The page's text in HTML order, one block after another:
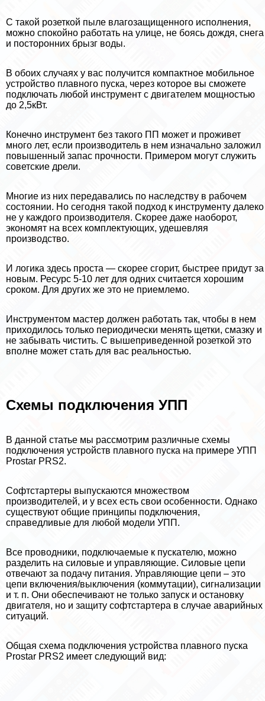
С такой розеткой пыле влагозащищенного исполнения,
можно спокойно работать на улице, не боясь дождя, снега
и посторонних брызг воды.
В обоих случаях у вас получится компактное мобильное
устройство плавного пуска, через которое вы сможете
подключать любой инструмент с двигателем мощностью
до 2,5кВт.
Конечно инструмент без такого ПП может и проживет
много лет, если производитель в нем изначально заложил
повышенный запас прочности. Примером могут служить
советские дрели.
Многие из них передавались по наследству в рабочем
состоянии. Но сегодня такой подход к инструменту далеко
не у каждого производителя. Скорее даже наоборот,
экономят на всех комплектующих, удешевляя
производство.
И логика здесь проста — скорее сгорит, быстрее придут за
новым. Ресурс 5-10 лет для одних считается хорошим
сроком. Для других же это не приемлемо.
Инструментом мастер должен работать так, чтобы в нем
приходилось только периодически менять щетки, смазку и
не забывать чистить. С вышеприведенной розеткой это
вполне может стать для вас реальностью.
Схемы подключения УПП
В данной статье мы рассмотрим различные схемы
подключения устройств плавного пуска на примере УПП
Prostar PRS2.
Софтстартеры выпускаются множеством
производителей, и у всех есть свои особенности. Однако
существуют общие принципы подключения,
справедливые для любой модели УПП.
Все проводники, подключаемые к пускателю, можно
разделить на силовые и управляющие. Силовые цепи
отвечают за подачу питания. Управляющие цепи – это
цепи включения/выключения (коммутации), сигнализации
и т. п. Они обеспечивают не только запуск и остановку
двигателя, но и защиту софтстартера в случае аварийных
ситуаций.
Общая схема подключения устройства плавного пуска
Prostar PRS2 имеет следующий вид: